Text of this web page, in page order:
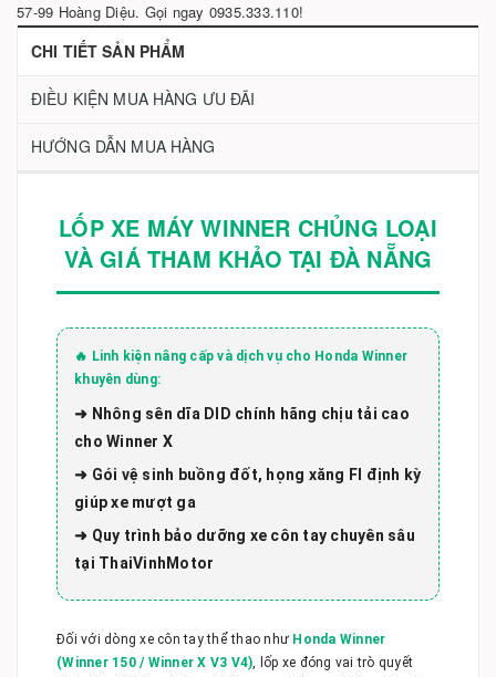
57-99 Hoàng Diệu. Gọi ngay 0935.333.110!
CHI TIẾT SẢN PHẨM
ĐIỀU KIỆN MUA HÀNG ƯU ĐÃI
HƯỚNG DẪN MUA HÀNG
LỐP XE MÁY WINNER CHỦNG LOẠI
VÀ GIÁ THAM KHẢO TẠI ĐÀ NẴNG
🔥 Linh kiện nâng cấp và dịch vụ cho Honda Winner
khuyên dùng:
➜ Nhông sên dĩa DID chính hãng chịu tải cao
cho Winner X
➜ Gói vệ sinh buồng đốt, họng xăng FI định kỳ
giúp xe mượt ga
➜ Quy trình bảo dưỡng xe côn tay chuyên sâu
tại ThaiVinhMotor
Đối với dòng xe côn tay thể thao như Honda Winner
(Winner 150 / Winner X V3 V4), lốp xe đóng vai trò quyết